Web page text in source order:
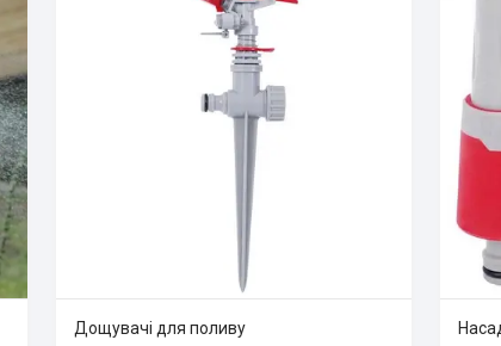
Дощувачі для поливу